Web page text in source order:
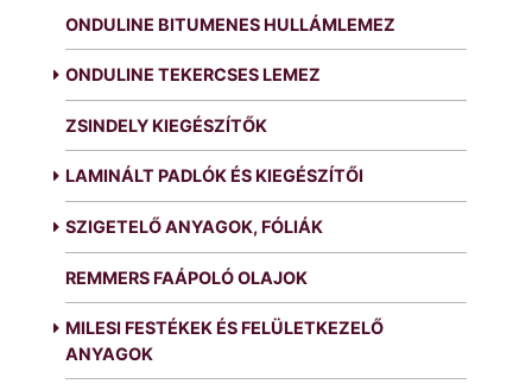
ONDULINE BITUMENES HULLÁMLEMEZ
ONDULINE TEKERCSES LEMEZ
ZSINDELY KIEGÉSZÍTŐK
LAMINÁLT PADLÓK ÉS KIEGÉSZÍTŐI
SZIGETELŐ ANYAGOK, FÓLIÁK
REMMERS FAÁPOLÓ OLAJOK
MILESI FESTÉKEK ÉS FELÜLETKEZELŐ
ANYAGOK